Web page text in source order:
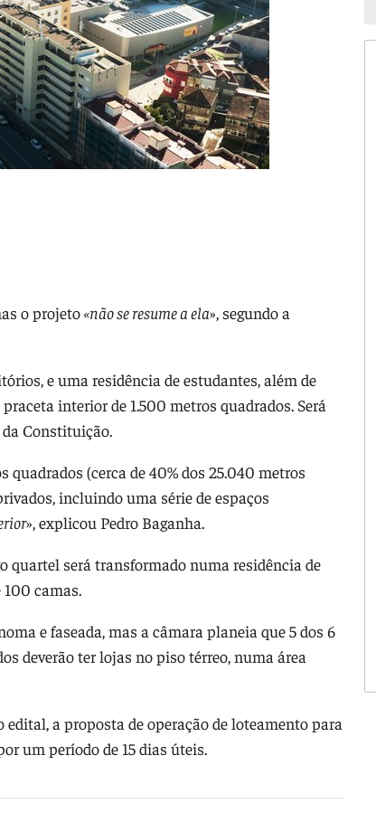
o projeto«não se resume a ela», segundo a
e uma residência de estudantes, além de
interior de 1.500 metros quadrados. Será
Constituição.
(cerca de 40% dos 25.040 metros
incluindo uma série de espaços
», explicou Pedro Baganha.
quartel será transformado numa residência de
camas.
e faseada, mas a câmara planeia que 5 dos 6
deverão ter lojas no piso térreo, numa área
a proposta de operação de loteamento para
um período de 15 dias úteis.